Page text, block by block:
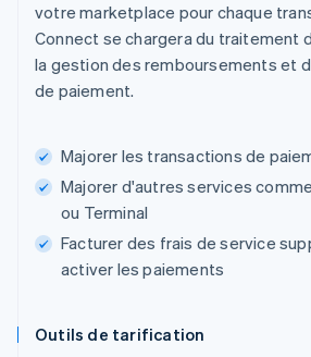
votre marketplace pour chaque
Connect se chargera du traitement
la gestion des remboursements et
de paiement.
Majorer les transactions de
Majorer d'autres services
ou Terminal
Facturer des frais de service
activer les paiements
Outils de tarification